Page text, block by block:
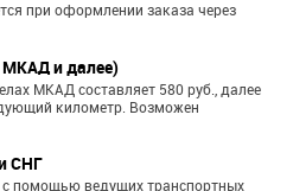
при оформлении заказа через
МКАД и далее)
МКАД составляет 580 руб., далее
километр. Возможен
СНГ
с помощью ведущих транспортных